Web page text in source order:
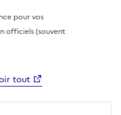
pour vos
officiels (souvent
tout